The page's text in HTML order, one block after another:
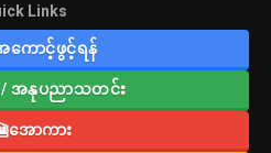
Links
ကောင့်ဖွင့်ရန်
/ အနုပညာသတင်း
အောကား